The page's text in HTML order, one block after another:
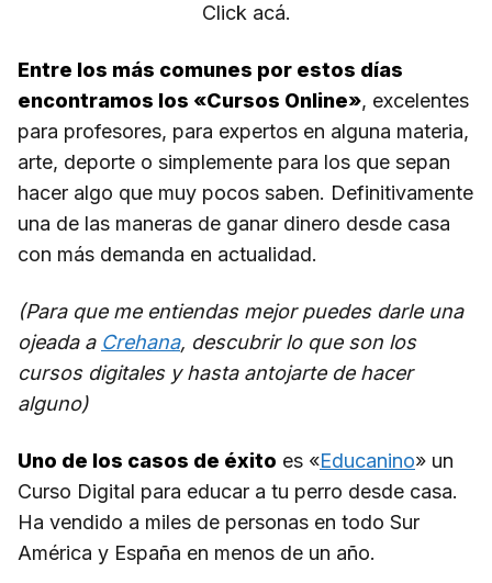
Click acá.
Entre los más comunes por estos días
encontramos los «Cursos Online», excelentes
para profesores, para expertos en alguna materia,
arte, deporte o simplemente para los que sepan
hacer algo que muy pocos saben. Definitivamente
una de las maneras de ganar dinero desde casa
con más demanda en actualidad.
(Para que me entiendas mejor puedes darle una
ojeada a Crehana, descubrir lo que son los
cursos digitales y hasta antojarte de hacer
alguno)
Uno de los casos de éxito es «Educanino» un
Curso Digital para educar a tu perro desde casa.
Ha vendido a miles de personas en todo Sur
América y España en menos de un año.